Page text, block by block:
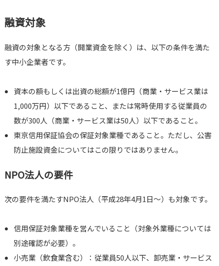
融資対象
融資の対象となる方（開業資金を除く）は、以下の条件を満た
す中小企業者です。
資本の額もしくは出資の総額が1億円（商業・サービス業は
1,000万円）以下であること、または常時使用する従業員の
数が300人（商業・サービス業は50人）以下であること。
東京信用保証協会の保証対象業種であること。ただし、公害
防止施設資金についてはこの限りではありません。
NPO法人の要件
次の要件を満たすNPO法人（平成28年4月1日〜）も対象です。
信用保証対象業種を営んでいること（対象外業種については
別途確認が必要）。
小売業（飲食業含む）：従業員50人以下、卸売業・サービス